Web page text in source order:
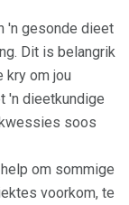
'n gesonde dieet
Dit is belangrik
kry om jou
'n dieetkundige
soos
om sommige
voorkom, te